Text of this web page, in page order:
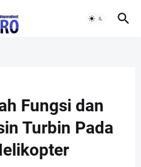
Fungsi dan
Turbin Pada